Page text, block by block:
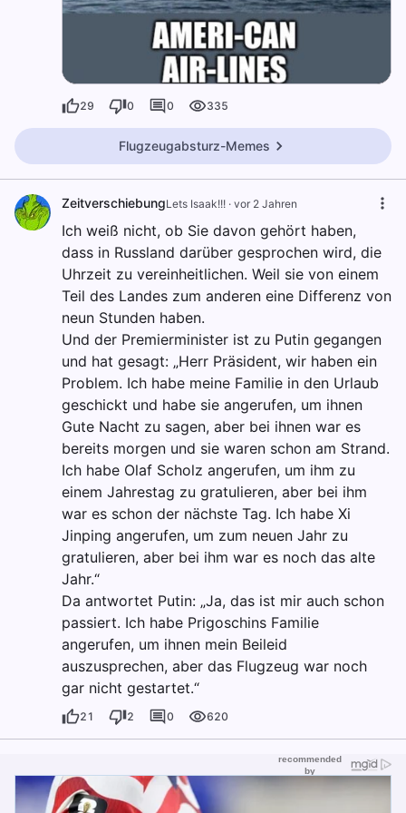
29 0 0 335
Flugzeugabsturz-Memes
ZeitverschiebungLets Isaak!!! · vor 2 Jahren
Ich weiß nicht, ob Sie davon gehört haben,
dass in Russland darüber gesprochen wird, die
Uhrzeit zu vereinheitlichen. Weil sie von einem
Teil des Landes zum anderen eine Differenz von
neun Stunden haben.
Und der Premierminister ist zu Putin gegangen
und hat gesagt: „Herr Präsident, wir haben ein
Problem. Ich habe meine Familie in den Urlaub
geschickt und habe sie angerufen, um ihnen
Gute Nacht zu sagen, aber bei ihnen war es
bereits morgen und sie waren schon am Strand.
Ich habe Olaf Scholz angerufen, um ihm zu
einem Jahrestag zu gratulieren, aber bei ihm
war es schon der nächste Tag. Ich habe Xi
Jinping angerufen, um zum neuen Jahr zu
gratulieren, aber bei ihm war es noch das alte
Jahr.“
Da antwortet Putin: „Ja, das ist mir auch schon
passiert. Ich habe Prigoschins Familie
angerufen, um ihnen mein Beileid
auszusprechen, aber das Flugzeug war noch
gar nicht gestartet.“
21 2 0 620